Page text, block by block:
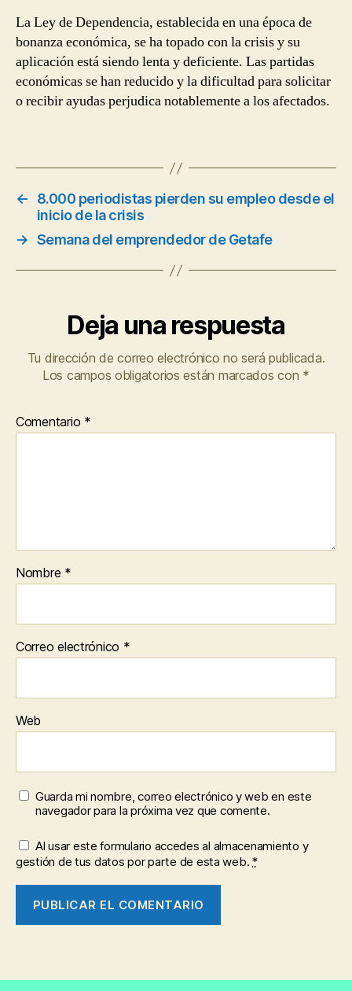
La Ley de Dependencia, establecida en una época de
bonanza económica, se ha topado con la crisis y su
aplicación está siendo lenta y deficiente. Las partidas
económicas se han reducido y la dificultad para solicitar
o recibir ayudas perjudica notablemente a los afectados.
←
8.000 periodistas pierden su empleo desde el
inicio de la crisis
→ Semana del emprendedor de Getafe
Deja una respuesta
Tu dirección de correo electrónico no será publicada.
Los campos obligatorios están marcados con *
Comentario *
Nombre *
Correo electrónico *
Web
Guarda mi nombre, correo electrónico y web en este
navegador para la próxima vez que comente.
Al usar este formulario accedes al almacenamiento y
gestión de tus datos por parte de esta web.*